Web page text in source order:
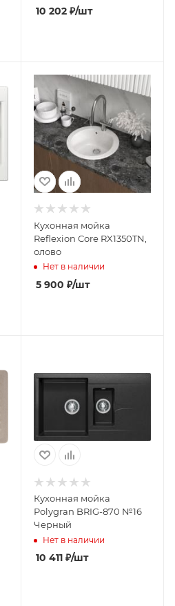
10 202₽/шт
Кухонная мойка
Reflexion Core RX1350TN,
олово
Нет в наличии
5 900 ₽/шт
Кухонная мойка
Polygran BRIG-870 №16
Черный
Нет в наличии
10 411₽/шт